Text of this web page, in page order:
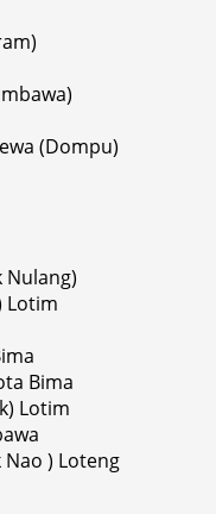
(Dompu)
Nulang)
Lotim
Bima
Lotim
Nao ) Loteng